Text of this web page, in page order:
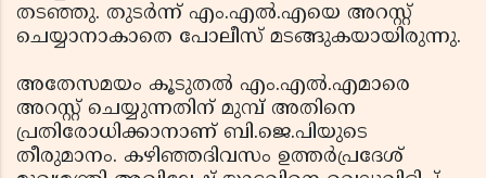
തടഞ്ഞു. തുടര്‍ന്ന് എം.എല്‍.എയെ അറസ്റ്റ്
ചെയ്യാനാകാതെ പോലീസ് മടങ്ങുകയായിരുന്നു.
അതേസമയം കൂടുതല്‍ എം.എല്‍.എമാരെ
അറസ്റ്റ് ചെയ്യുന്നതിന് മുമ്പ് അതിനെ
പ്രതിരോധിക്കാനാണ് ബി.ജെ.പിയുടെ
തീരുമാനം. കഴിഞ്ഞദിവസം ഉത്തര്‍പ്രദേശ്